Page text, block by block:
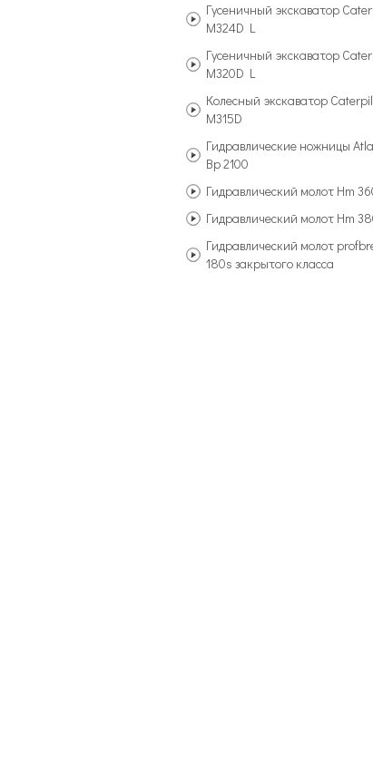
Гусеничный экскаватор
M324D L
Гусеничный экскаватор
M320D L
Колесный экскаватор
M315D
Гидравлические ножницы
Bp 2100
Гидравлический молот Hm
Гидравлический молот Hm
Гидравлический молот
180s закрытого класса